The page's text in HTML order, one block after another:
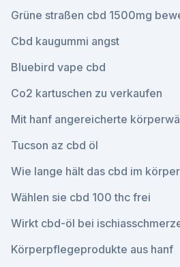
Grüne straßen cbd 1500mg
Cbd kaugummi angst
Bluebird vape cbd
Co2 kartuschen zu verkaufen
Mit hanf angereicherte
Tucson az cbd öl
Wie lange hält das cbd im körper_
Wählen sie cbd 100 thc frei
Wirkt cbd-öl bei
Körperpflegeprodukte aus hanf